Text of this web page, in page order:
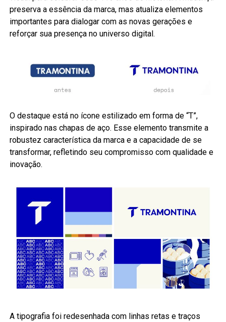
preserva a essência da marca, mas atualiza elementos
importantes para dialogar com as novas gerações e
reforçar sua presença no universo digital.
O destaque está no ícone estilizado em forma de “T”,
inspirado nas chapas de aço. Esse elemento transmite a
robustez característica da marca e a capacidade de se
transformar, refletindo seu compromisso com qualidade e
inovação.
A tipografia foi redesenhada com linhas retas e traços